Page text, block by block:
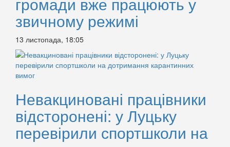
звичному режимі
13 листопада, 18:05
Невакциновані працівники
відсторонені: у Луцьку
перевірили спортшколи на